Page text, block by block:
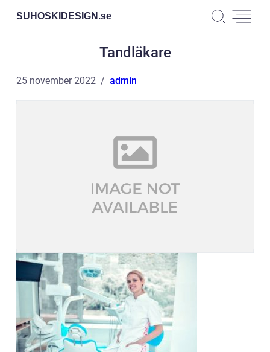
SUHOSKIDESIGN.se
Tandläkare
25 november 2022 admin